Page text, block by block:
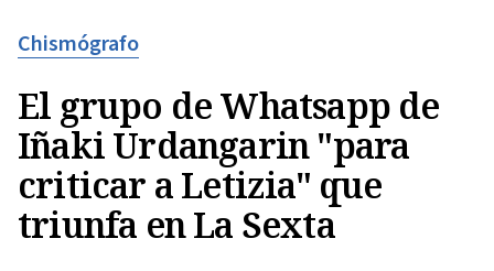
Chismógrafo
El grupo de Whatsapp de
Iñaki Urdangarin "para
criticar a Letizia" que
triunfa en La Sexta